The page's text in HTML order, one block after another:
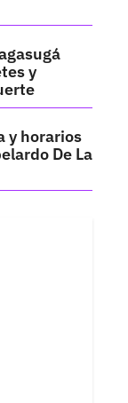
y
y horarios
De La